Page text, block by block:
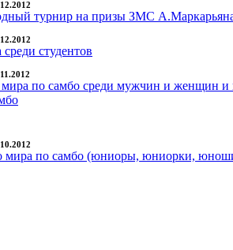
турнир на призы ЗМС
студентов
по самбо среди мужчин и женщин и
мира по самбо (юниоры, юниорки,